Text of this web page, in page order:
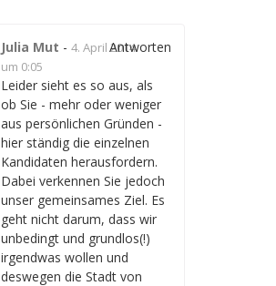
Julia Mut - 4. April 2014
um 0:05
Leider sieht es so aus, als
ob Sie - mehr oder weniger
aus persönlichen Gründen -
hier ständig die einzelnen
Kandidaten herausfordern.
Dabei verkennen Sie jedoch
unser gemeinsames Ziel. Es
geht nicht darum, dass wir
unbedingt und grundlos(!)
irgendwas wollen und
deswegen die Stadt von
Antworten